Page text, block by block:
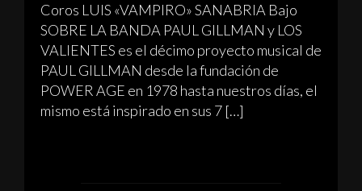
Coros LUIS «VAMPIRO» SANABRIA Bajo
SOBRE LA BANDA PAUL GILLMAN y LOS
VALIENTES es el décimo proyecto musical de
PAUL GILLMAN desde la fundación de
POWER AGE en 1978 hasta nuestros días, el
mismo está inspirado en sus 7 […]